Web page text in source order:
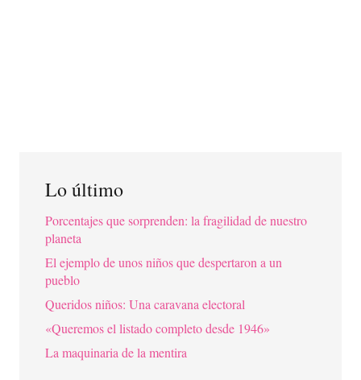
Lo último
Porcentajes que sorprenden: la fragilidad de nuestro
planeta
El ejemplo de unos niños que despertaron a un
pueblo
Queridos niños: Una caravana electoral
«Queremos el listado completo desde 1946»
La maquinaria de la mentira